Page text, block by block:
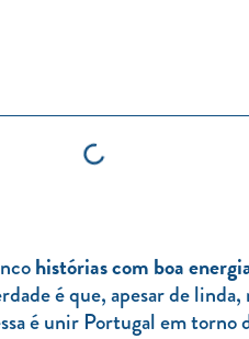
histórias com boa
é que, apesar de
é unir Portugal em torno